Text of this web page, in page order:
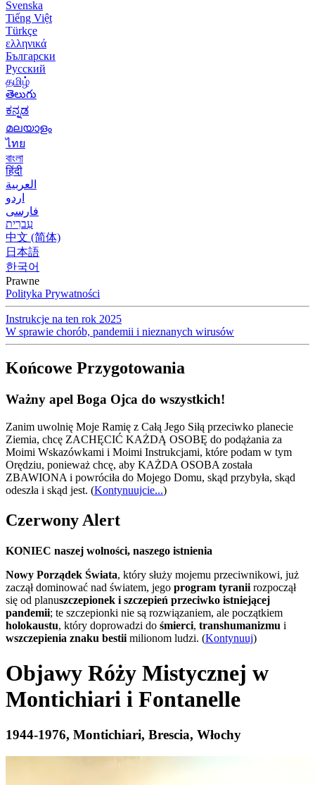
Svenska
Tiếng Việt
Türkçe
ελληνικά
Български
Русский
தமிழ்
తెలుగు
ಕನ್ನಡ
മലയാളം
ไทย
বাংলা
हिंदी
العربية
اردو
فارسی
עִברִית
中文 (简体)
日本語
한국어
Prawne
Polityka Prywatności
Instrukcje na ten rok 2025
W sprawie chorób, pandemii i nieznanych wirusów
Końcowe Przygotowania
Ważny apel Boga Ojca do wszystkich!
Zanim uwolnię Moje Ramię z Całą Jego Siłą przeciwko planecie
Ziemia, chcę ZACHĘCIĆ KAŻDĄ OSOBĘ do podążania za
Moimi Wskazówkami i Moimi Instrukcjami, które podam w tym
Orędziu, ponieważ chcę, aby KAŻDA OSOBA została
ZBAWIONA i powróciła do Mojego Domu, skąd przybyła, skąd
odeszła i skąd jest. (Kontynuujcie...)
Czerwony Alert
KONIEC naszej wolności, naszego istnienia
Nowy Porządek Świata, który służy mojemu przeciwnikowi, już
zaczął dominować nad światem, jego program tyranii rozpoczął
się od planuszczepionek i szczepień przeciwko istniejącej
pandemii; te szczepionki nie są rozwiązaniem, ale początkiem
holokaustu, który doprowadzi do śmierci, transhumanizmu i
wszczepienia znaku bestii milionom ludzi. (Kontynuuj)
Objawy Róży Mistycznej w
Montichiari i Fontanelle
1944-1976, Montichiari, Brescia, Włochy